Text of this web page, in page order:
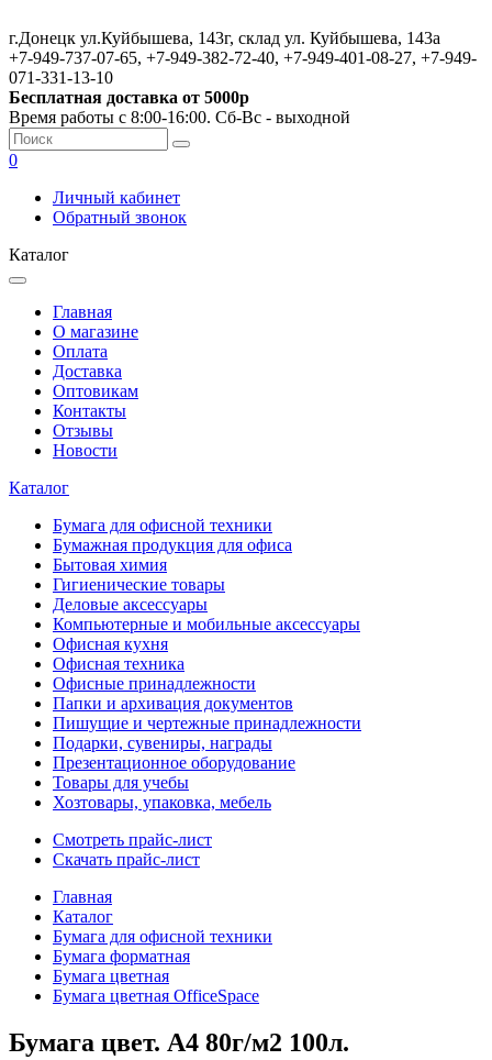
г.Донецк ул.Куйбышева, 143г, склад ул. Куйбышева, 143а
+7-949-737-07-65, +7-949-382-72-40, +7-949-401-08-27, +7-949-
071-331-13-10
Бесплатная доставка от 5000р
Время работы с 8:00-16:00. Сб-Вс - выходной
0
Личный кабинет
Обратный звонок
Каталог
Главная
О магазине
Оплата
Доставка
Оптовикам
Контакты
Отзывы
Новости
Каталог
Бумага для офисной техники
Бумажная продукция для офиса
Бытовая химия
Гигиенические товары
Деловые аксессуары
Компьютерные и мобильные аксессуары
Офисная кухня
Офисная техника
Офисные принадлежности
Папки и архивация документов
Пишущие и чертежные принадлежности
Подарки, сувениры, награды
Презентационное оборудование
Товары для учебы
Хозтовары, упаковка, мебель
Смотреть прайс-лист
Скачать прайс-лист
Главная
Каталог
Бумага для офисной техники
Бумага форматная
Бумага цветная
Бумага цветная OfficeSpace
Бумага цвет. А4 80г/м2 100л.